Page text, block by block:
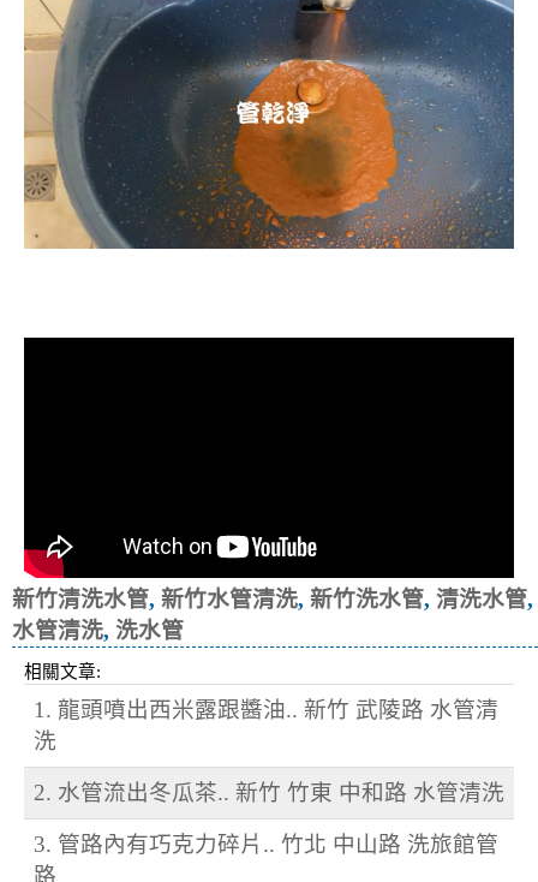
新竹清洗水管, 新竹水管清洗, 新竹洗水管, 清洗水管,
水管清洗, 洗水管
相關文章:
1. 龍頭噴出西米露跟醬油.. 新竹 武陵路 水管清
洗
2. 水管流出冬瓜茶.. 新竹 竹東 中和路 水管清洗
3. 管路內有巧克力碎片.. 竹北 中山路 洗旅館管
路